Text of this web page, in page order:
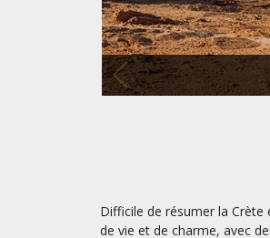
Difficile de résumer la Crète
de vie et de charme, avec